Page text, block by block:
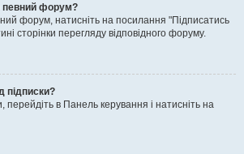
певний форум?
форум, натисніть на посилання "Підписатись
сторінки перегляду відповідного форуму.
підписки?
перейдіть в Панель керування і натисніть на